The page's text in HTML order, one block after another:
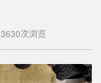
3630次浏览